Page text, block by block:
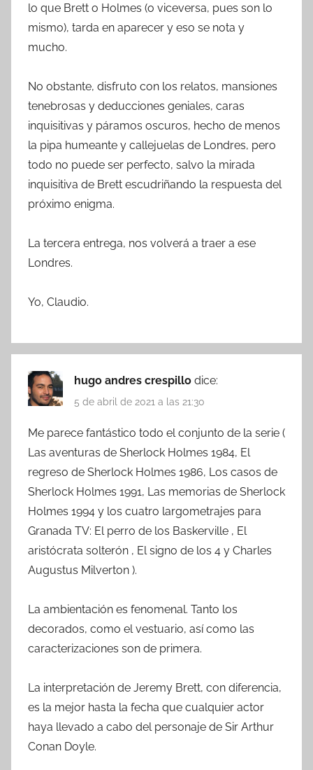
lo que Brett o Holmes (o viceversa, pues son lo
mismo), tarda en aparecer y eso se nota y
mucho.
No obstante, disfruto con los relatos, mansiones
tenebrosas y deducciones geniales, caras
inquisitivas y páramos oscuros, hecho de menos
la pipa humeante y callejuelas de Londres, pero
todo no puede ser perfecto, salvo la mirada
inquisitiva de Brett escudriñando la respuesta del
próximo enigma.
La tercera entrega, nos volverá a traer a ese
Londres.
Yo, Claudio.
hugo andres crespillo dice:
5 de abril de 2021 a las 21:30
Me parece fantástico todo el conjunto de la serie (
Las aventuras de Sherlock Holmes 1984, El
regreso de Sherlock Holmes 1986, Los casos de
Sherlock Holmes 1991, Las memorias de Sherlock
Holmes 1994 y los cuatro largometrajes para
Granada TV: El perro de los Baskerville , El
aristócrata solterón , El signo de los 4 y Charles
Augustus Milverton ).
La ambientación es fenomenal. Tanto los
decorados, como el vestuario, así como las
caracterizaciones son de primera.
La interpretación de Jeremy Brett, con diferencia,
es la mejor hasta la fecha que cualquier actor
haya llevado a cabo del personaje de Sir Arthur
Conan Doyle.